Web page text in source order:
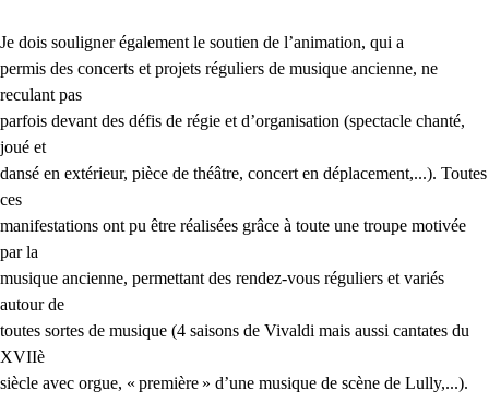
Je dois souligner également le soutien de l’animation, qui a
permis des concerts et projets réguliers de musique ancienne, ne
reculant pas
parfois devant des défis de régie et d’organisation (spectacle chanté,
joué et
dansé en extérieur, pièce de théâtre, concert en déplacement,...). Toutes
ces
manifestations ont pu être réalisées grâce à toute une troupe motivée
par la
musique ancienne, permettant des rendez-vous réguliers et variés
autour de
toutes sortes de musique (4 saisons de Vivaldi mais aussi cantates du
XVIIè
siècle avec orgue, « première » d’une musique de scène de Lully,...).